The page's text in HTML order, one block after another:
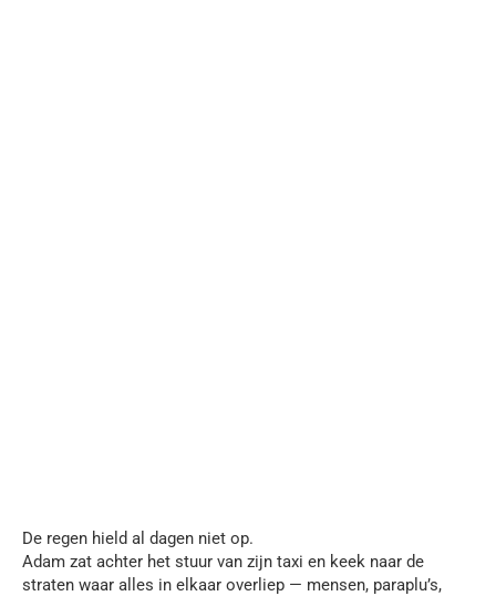
De regen hield al dagen niet op.
Adam zat achter het stuur van zijn taxi en keek naar de
straten waar alles in elkaar overliep — mensen, paraplu’s,